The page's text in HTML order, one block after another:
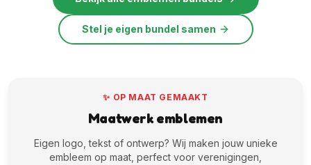
Stel je eigen bundel samen
✨ OP MAAT GEMAAKT
Maatwerk emblemen
Eigen logo, tekst of ontwerp? Wij maken jouw unieke
embleem op maat, perfect voor verenigingen,